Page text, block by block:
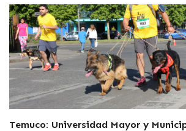
Temuco: Universidad Mayor y